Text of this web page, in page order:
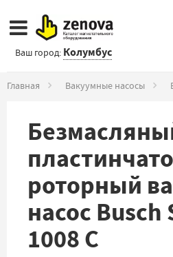
Ваш город: Колумбус
Главная Вакуумные насосы
роторный
насос Busch
1008 C